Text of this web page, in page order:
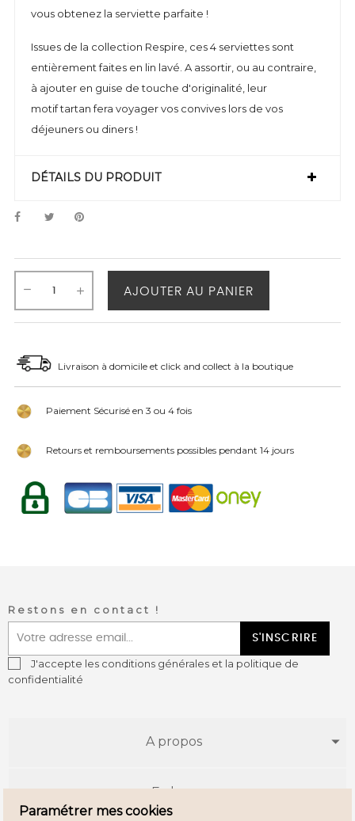
vous obtenez la serviette parfaite !
Issues de la collection Respire, ces 4 serviettes sont
entièrement faites en lin lavé. A assortir, ou au contraire,
à ajouter en guise de touche d'originalité, leur
motif tartan fera voyager vos convives lors de vos
déjeuners ou diners !
DÉTAILS DU PRODUIT
AJOUTER AU PANIER
Livraison à domicile et click and collect à la boutique
Paiement Sécurisé en 3 ou 4 fois
Retours et remboursements possibles pendant 14 jours
Restons en contact !
S'INSCRIRE
J'accepte les conditions générales et la politique de
confidentialité
A propos
E-shop
Paramétrer mes cookies